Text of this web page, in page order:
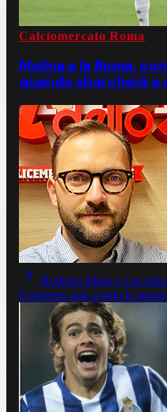
Calciomercato Roma
Molina e la Roma,
quando sbarcherà e
Rodrigo Mora e
Gasperini urla a tutta la